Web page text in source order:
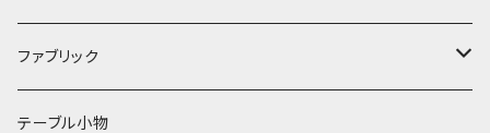
フラワーベース
ランプ
その他
プレート
ボウル
バッグ
エプロン
ファブリック
タオル
テーブル小物